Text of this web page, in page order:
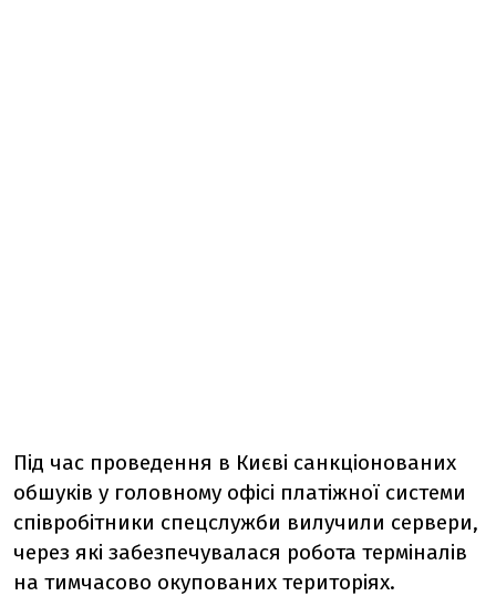
Під час проведення в Києві санкціонованих
обшуків у головному офісі платіжної системи
співробітники спецслужби вилучили сервери,
через які забезпечувалася робота терміналів
на тимчасово окупованих територіях.